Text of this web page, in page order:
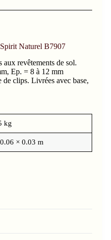
Naturel B7907
aux revêtements de sol.
Ep. = 8 à 12 mm
clips. Livrées avec base,
kg
× 0.03 m